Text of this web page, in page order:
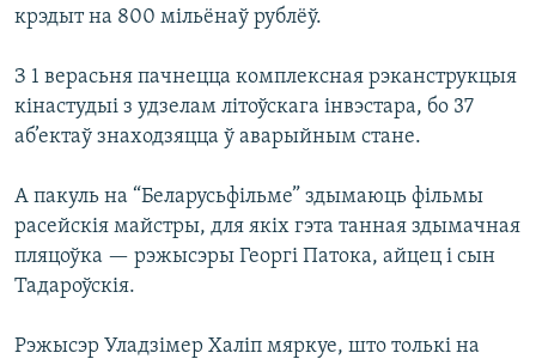
крэдыт на 800 мільёнаў рублёў.
З 1 верасьня пачнецца комплексная рэканструкцыя
кінастудыі з удзелам літоўскага інвэстара, бо 37
аб’ектаў знаходзяцца ў аварыйным стане.
А пакуль на “Беларусьфільме” здымаюць фільмы
расейскія майстры, для якіх гэта танная здымачная
пляцоўка — рэжысэры Георгі Патока, айцец і сын
Тадароўскія.
Рэжысэр Уладзімер Халіп мяркуе, што толькі на